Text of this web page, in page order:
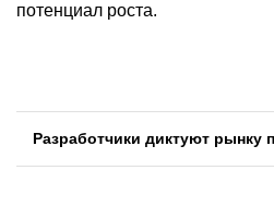
потенциал роста.
Разработчики диктуют рынку